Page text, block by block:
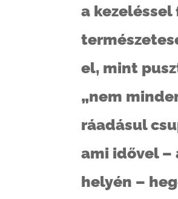
a
el, mint
„nem
ráadásul
ami idővel –
helyén –